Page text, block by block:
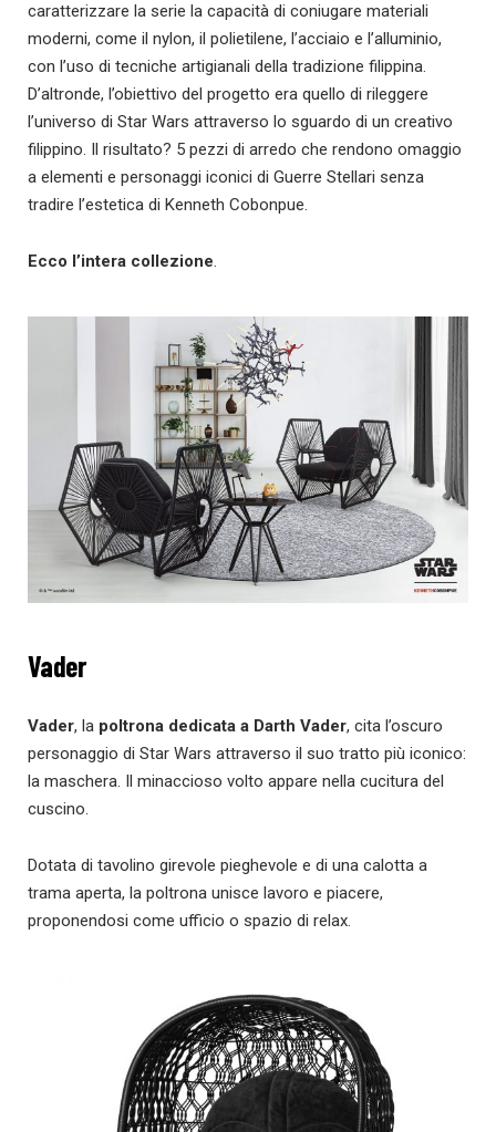
caratterizzare la serie la capacità di coniugare materiali
moderni, come il nylon, il polietilene, l’acciaio e l’alluminio,
con l’uso di tecniche artigianali della tradizione filippina.
D’altronde, l’obiettivo del progetto era quello di rileggere
l’universo di Star Wars attraverso lo sguardo di un creativo
filippino. Il risultato? 5 pezzi di arredo che rendono omaggio
a elementi e personaggi iconici di Guerre Stellari senza
tradire l’estetica di Kenneth Cobonpue.
Ecco l’intera collezione.
Vader
Vader, la poltrona dedicata a Darth Vader, cita l’oscuro
personaggio di Star Wars attraverso il suo tratto più iconico:
la maschera. Il minaccioso volto appare nella cucitura del
cuscino.
Dotata di tavolino girevole pieghevole e di una calotta a
trama aperta, la poltrona unisce lavoro e piacere,
proponendosi come ufficio o spazio di relax.